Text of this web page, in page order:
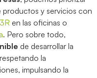
productos y servicios con
en las oficinas o
. Pero sobre todo,
de desarrollar la
la
impulsando la